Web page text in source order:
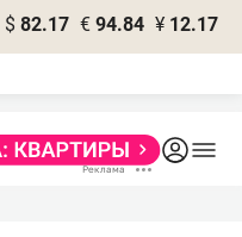
$ 82.17 € 94.84 ¥ 12.17